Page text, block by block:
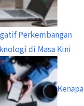
Perkembangan
di Masa Kini
Kenapa